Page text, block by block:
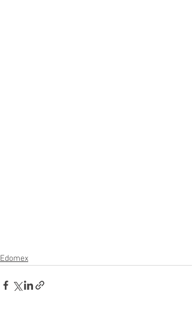
Edomex